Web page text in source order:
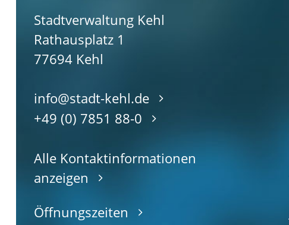
Stadtverwaltung Kehl
Rathausplatz 1
77694 Kehl
info@stadt-kehl.de
+49 (0) 7851 88-0
Alle Kontaktinformationen
anzeigen
Öffnungszeiten